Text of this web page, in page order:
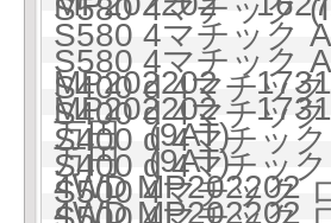
S580 4マチック
S580 4マチック
MP202202
S580 4マチック
MP202202
S400 d 4マチッ
万円 (9AT)
S400 d 4マチッ
万円 (9AT)
S400 d 4マチッ
4WD
S400 d 4マチッ
4WD
S500 4マチック